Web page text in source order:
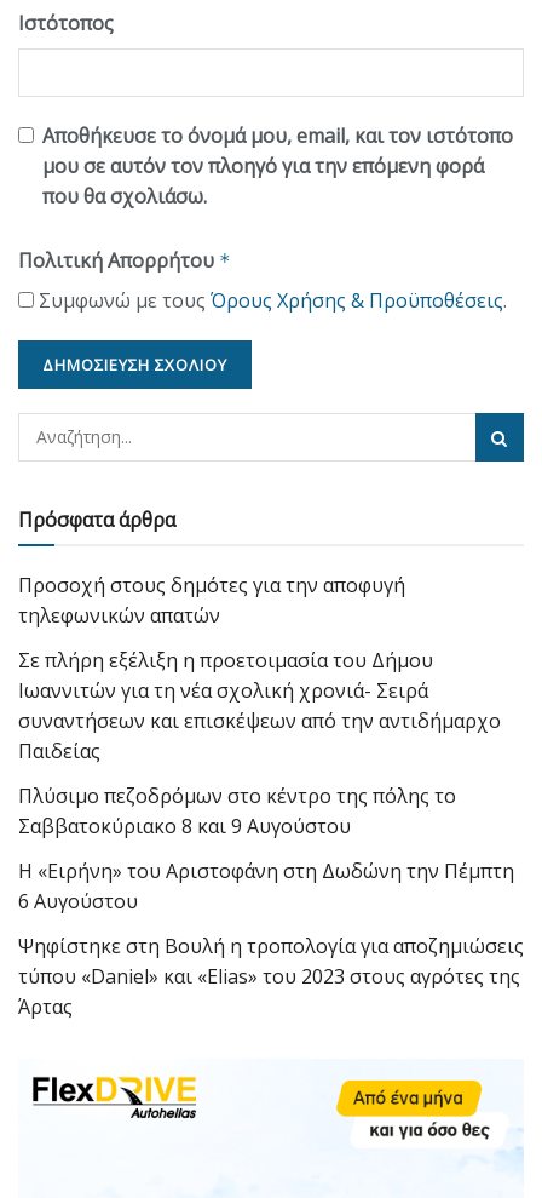
Ιστότοπος
Αποθήκευσε το όνομά μου, email, και τον ιστότοπο
μου σε αυτόν τον πλοηγό για την επόμενη φορά
που θα σχολιάσω.
Πολιτική Απορρήτου *
Συμφωνώ με τους Όρους Χρήσης & Προϋποθέσεις.
Πρόσφατα άρθρα
Προσοχή στους δημότες για την αποφυγή
τηλεφωνικών απατών
Σε πλήρη εξέλιξη η προετοιμασία του Δήμου
Ιωαννιτών για τη νέα σχολική χρονιά- Σειρά
συναντήσεων και επισκέψεων από την αντιδήμαρχο
Παιδείας
Πλύσιμο πεζοδρόμων στο κέντρο της πόλης το
Σαββατοκύριακο 8 και 9 Αυγούστου
Η «Ειρήνη» του Αριστοφάνη στη Δωδώνη την Πέμπτη
6 Αυγούστου
Ψηφίστηκε στη Βουλή η τροπολογία για αποζημιώσεις
τύπου «Daniel» και «Elias» του 2023 στους αγρότες της
Άρτας